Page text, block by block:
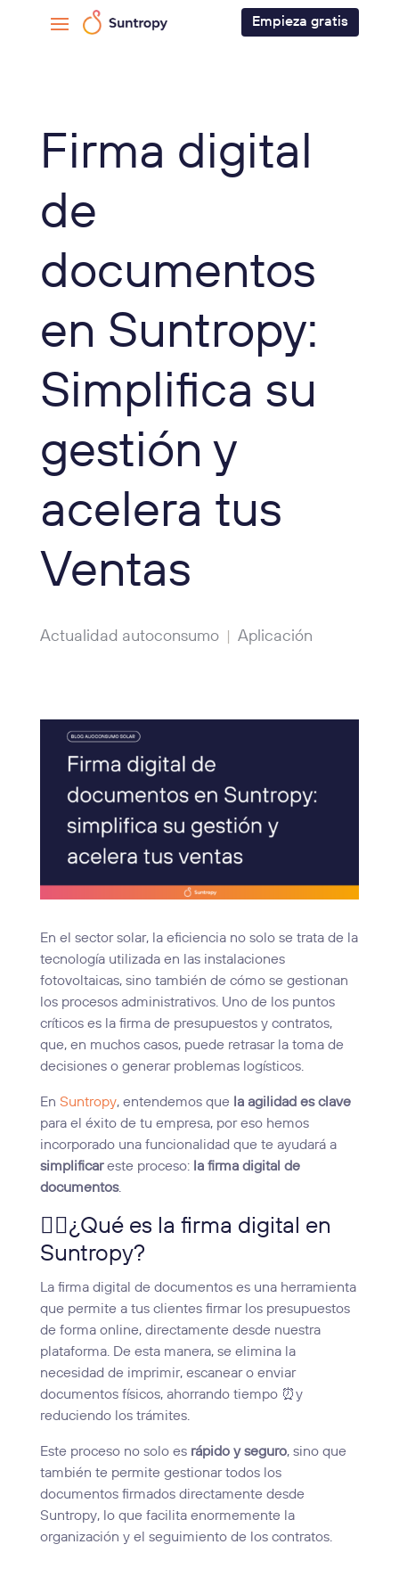
Empieza gratis
Firma digital
de
documentos
en Suntropy:
Simplifica su
gestión y
acelera tus
Ventas
Actualidad autoconsumo| Aplicación
En el sector solar, la eficiencia no solo se trata de la
tecnología utilizada en las instalaciones
fotovoltaicas, sino también de cómo se gestionan
los procesos administrativos. Uno de los puntos
críticos es la firma de presupuestos y contratos,
que, en muchos casos, puede retrasar la toma de
decisiones o generar problemas logísticos.
En Suntropy, entendemos que
la agilidad es clave
para el éxito de tu empresa, por eso hemos
incorporado una funcionalidad que te ayudará a
simplificareste proceso: la firma digital de
documentos.
✍🏼¿Qué es la firma digital en
Suntropy?
La firma digital de documentos es una herramienta
que permite a tus clientes firmar los presupuestos
de forma online, directamente desde nuestra
plataforma. De esta manera, se elimina la
necesidad de imprimir, escanear o enviar
documentos físicos, ahorrando tiempo ⏰y
reduciendo los trámites.
Este proceso no solo es rápido y seguro, sino que
también te permite gestionar todos los
documentos firmados directamente desde
Suntropy, lo que facilita enormemente la
organización y el seguimiento de los contratos.